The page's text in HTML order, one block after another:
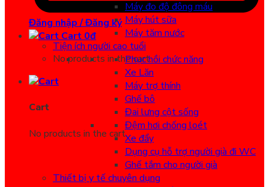
Đăng nhập / Đăng ký
Cart 0đ
No products in the cart.
Cart
No products in the cart.
Máy đo độ đông máu
Máy hút sữa
Máy tăm nước
Tiện ích người cao tuổi
Phục hồi chức năng
Xe Lăn
Máy trợ thính
Ghế bô
Đai lưng cột sống
Đệm hơi chống loét
Xe đẩy
Dụng cụ hỗ trợ người già đi WC
Ghế tắm cho người già
Thiết bị y tế chuyên dụng